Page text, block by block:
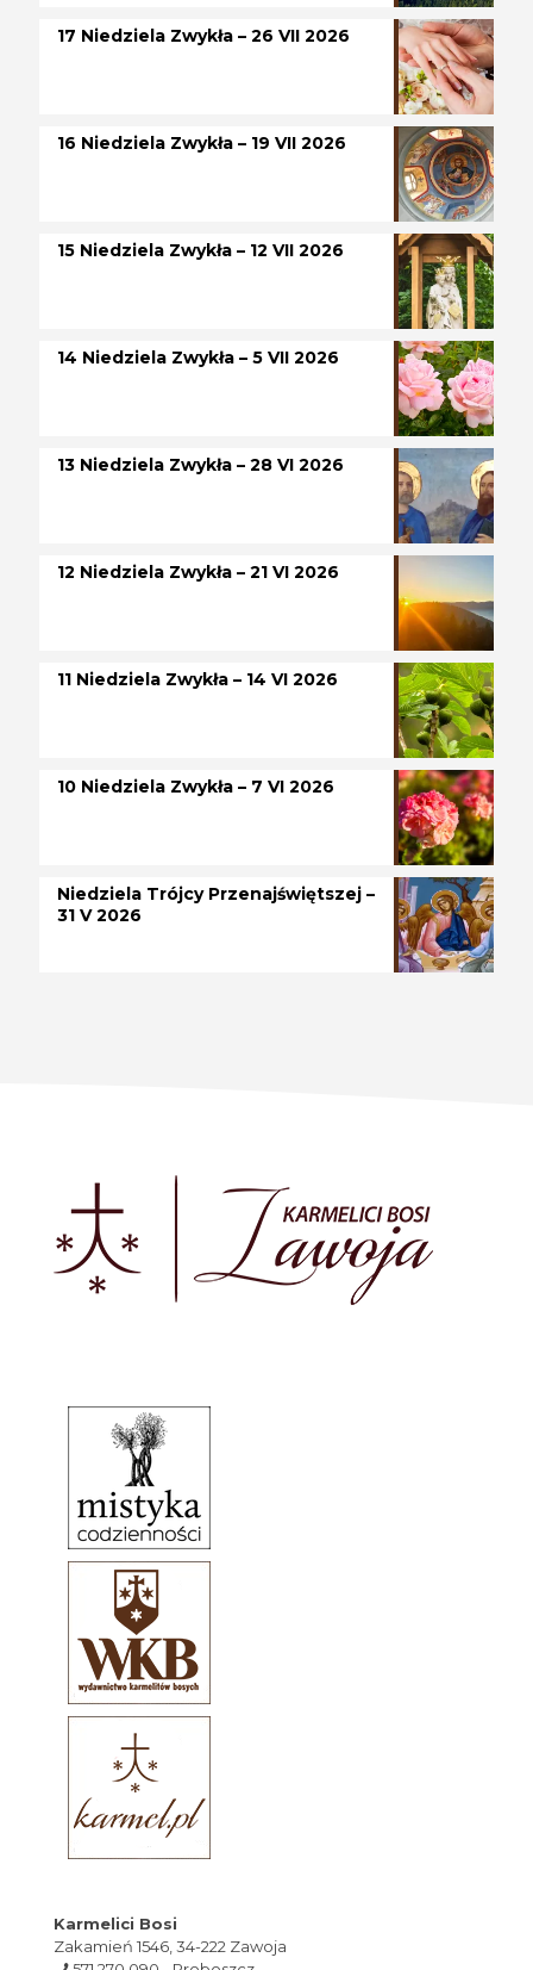
17 Niedziela Zwykła – 26 VII 2026
16 Niedziela Zwykła – 19 VII 2026
15 Niedziela Zwykła – 12 VII 2026
14 Niedziela Zwykła – 5 VII 2026
13 Niedziela Zwykła – 28 VI 2026
12 Niedziela Zwykła – 21 VI 2026
11 Niedziela Zwykła – 14 VI 2026
10 Niedziela Zwykła – 7 VI 2026
Niedziela Trójcy Przenajświętszej –
31 V 2026
Karmelici Bosi
Zakamień 1546, 34-222 Zawoja